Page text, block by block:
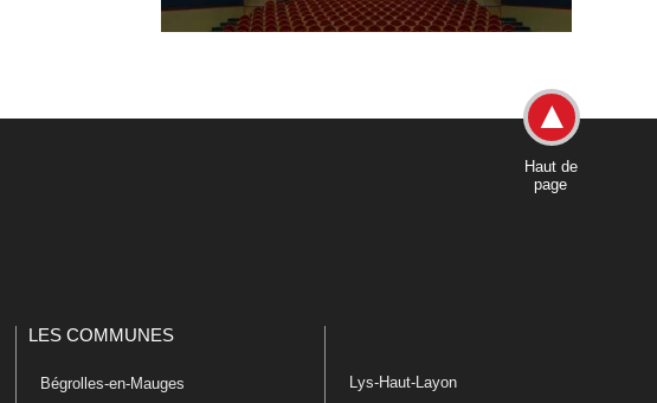
Haut de
page
LES COMMUNES
Bégrolles-en-Mauges
Lys-Haut-Layon